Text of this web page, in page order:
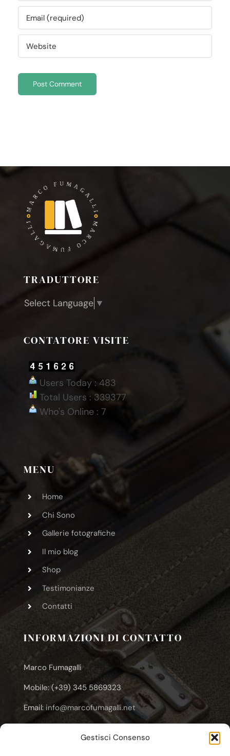
Gestisci Consenso
TRADUTTORE
Select Language ▼
CONTATORE VISITE
Users Today : 483
Total Users : 339377
Who's Online : 7
MENU
Home
Chi Sono
Gallerie fotografiche
Il mio blog
Shop
Testimonianze
Contatti
INFORMAZIONI DI CONTATTO
Marco Fumagalli
Mobile: (+39) 345 5869323
Email: info@marcofumagalli.net